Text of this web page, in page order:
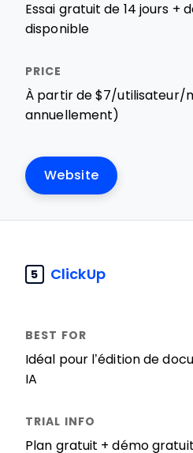
Essai gratuit de 14 jours +
disponible
À partir de $7/utilisateur/
annuellement)
Website
5 ClickUp
Idéal pour l’édition de
IA
Plan gratuit + démo